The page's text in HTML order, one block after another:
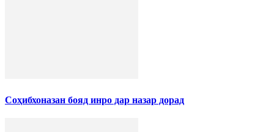
Соҳибхоназан бояд инро дар назар дорад